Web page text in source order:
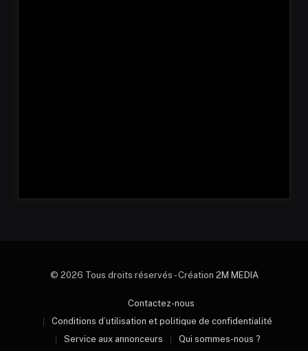
© 2026 Tous droits réservés - Création 2M MEDIA
Contactez-nous
Conditions d’utilisation et politique de confidentialité
Service aux annonceurs
Qui sommes-nous ?